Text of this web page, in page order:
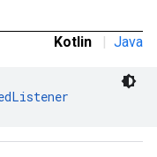
Kotlin | Java